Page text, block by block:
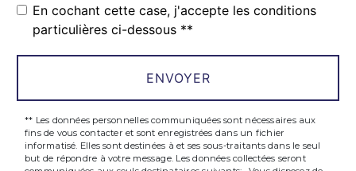
En cochant cette case, j'accepte les conditions
particulières ci-dessous **
ENVOYER
** Les données personnelles communiquées sont nécessaires aux
fins de vous contacter et sont enregistrées dans un fichier
informatisé. Elles sont destinées à et ses sous-traitants dans le seul
but de répondre à votre message. Les données collectées seront